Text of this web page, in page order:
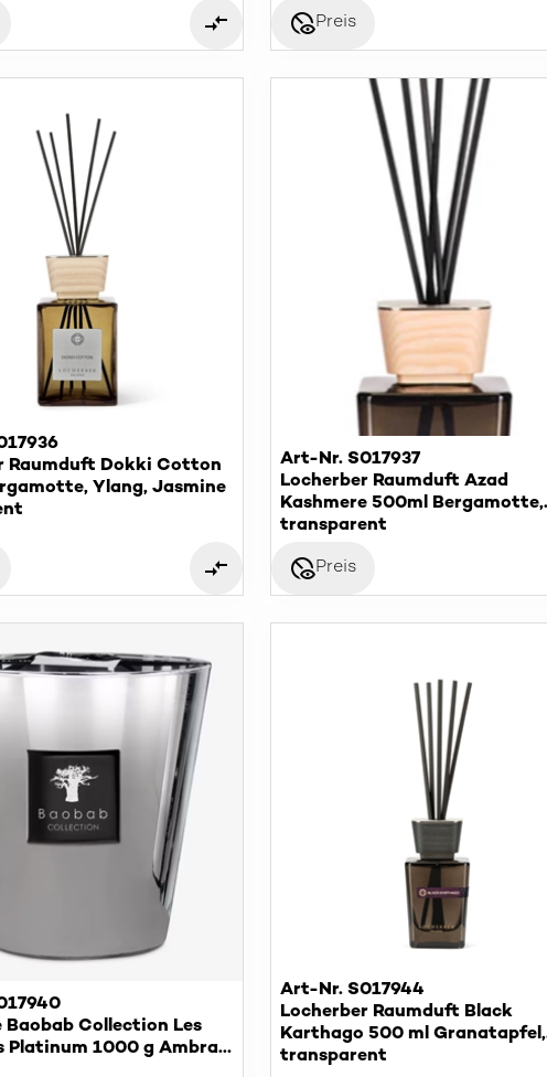
disabled_visiblePreis
Raumduft Dokki Cotton
Ylang, Jasmine
Art-Nr. S017937
Locherber Raumduft Azad
Kashmere 500ml Bergamotte,
Maiglöckchen, Sandelholz
transparent
disabled_visiblePreis
Baobab Collection Les
Platinum 1000 g Ambra
Art-Nr. S017944
Locherber Raumduft Black
Karthago 500 ml Granatapfel,
Grapefruit, Bergamotte
transparent